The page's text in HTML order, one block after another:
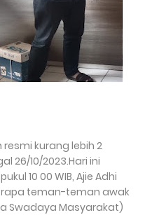
kurang lebih 2
26/10/2023.Hari ini
10 00 WIB, Ajie Adhi
teman-teman awak
Swadaya Masyarakat)